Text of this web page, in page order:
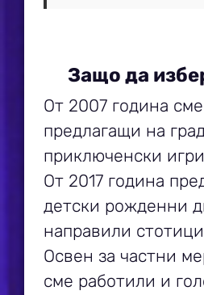
Защо да
От 2007 година
предлагащи на
приключенски
От 2017 година
детски рожденни
направили
Освен за частни
сме работили и